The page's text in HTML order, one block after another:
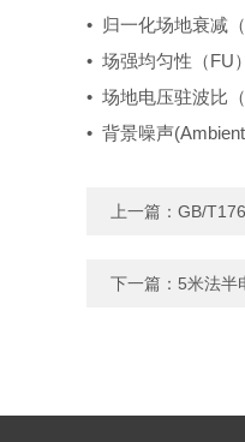
• 归一化场地衰减
• 场强均匀性（FU
• 场地电压驻波比
• 背景噪声
上一篇： GB/
下一篇： 5米法半